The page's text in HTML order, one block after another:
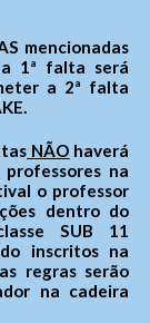
mencionadas
1ª falta será
a 2ª falta
NÃO haverá
na
o professor
dentro do
SUB 11
inscritos na
regras serão
na cadeira
claro e
18h00